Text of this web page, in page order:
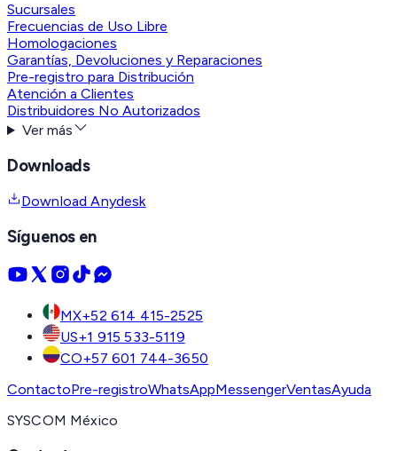
Sucursales
Frecuencias de Uso Libre
Homologaciones
Garantías, Devoluciones y Reparaciones
Pre-registro para Distribución
Atención a Clientes
Distribuidores No Autorizados
Ver más
Downloads
Download Anydesk
Síguenos en
MX+52 614 415-2525
US+1 915 533-5119
CO+57 601 744-3650
ContactoPre-registroWhatsAppMessengerVentasAyuda
SYSCOM México